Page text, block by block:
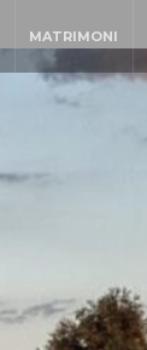
MATRIMONI